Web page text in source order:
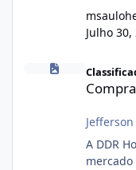
Julho
Compra de carteiras
Jefferson
A DDR